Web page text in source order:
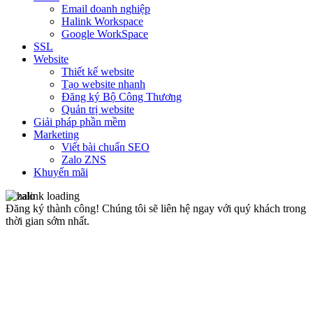
Email doanh nghiệp
Halink Workspace
Google WorkSpace
SSL
Website
Thiết kế website
Tạo website nhanh
Đăng ký Bộ Công Thương
Quản trị website
Giải pháp phần mềm
Marketing
Viết bài chuẩn SEO
Zalo ZNS
Khuyến mãi
Đăng ký thành công! Chúng tôi sẽ liên hệ ngay với quý khách trong
thời gian sớm nhất.